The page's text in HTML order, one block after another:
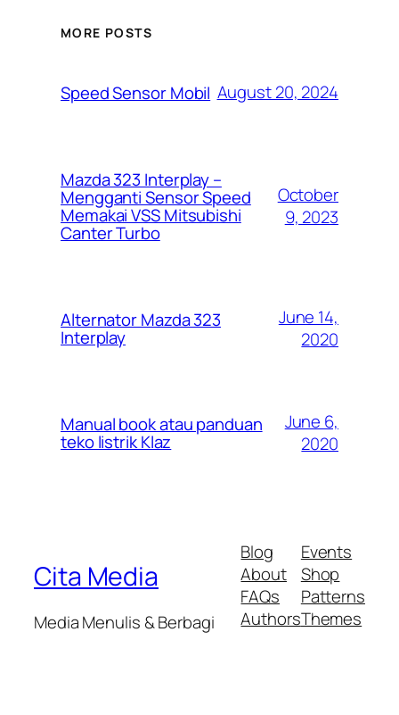
MORE POSTS
Speed Sensor Mobil August 20, 2024
Mazda 323 Interplay –
Mengganti Sensor Speed
Memakai VSS Mitsubishi
Canter Turbo
October
9, 2023
Alternator Mazda 323
Interplay
June 14,
2020
Manual book atau panduan
teko listrik Klaz
June 6,
2020
Cita Media
Media Menulis & Berbagi
Blog
About
FAQs
Authors
Events
Shop
Patterns
Themes